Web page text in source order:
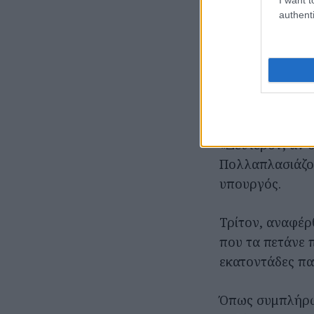
Τα
Χρυσοχοΐδης
«Δεύτερον, αν
υπουργός.
Τρίτον,
που τα πετάνε
εκατοντάδες
Όπως